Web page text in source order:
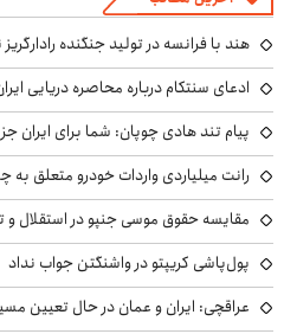
هند با فرانسه در تولید جنگنده
ادعای سنتکام درباره محاصره دریایی ایران: مانع
پیام تند هادی چوپان: شما برای ایران
رانت میلیاردی واردات خودرو متعلق
مقایسه حقوق موسی جنپو در استقلال
پول‌پاشی کریپتو در واشنگتن جواب نداد
عراقچی: ایران و عمان در حال تعیین